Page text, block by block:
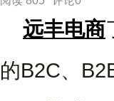
远丰电商
的B2C、